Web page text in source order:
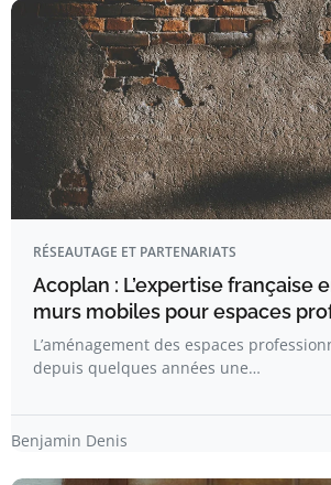
RÉSEAUTAGE ET PARTENARIATS
Acoplan : L’expertise française
murs mobiles pour espaces
L’aménagement des espaces
depuis quelques années une…
Benjamin Denis